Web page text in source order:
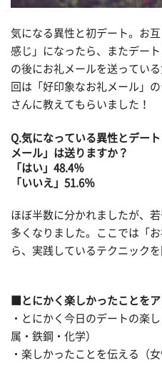
気になる異性と初デート。お
感じ」になったら、またデー
の後にお礼メールを送ってい
回は「好印象なお礼メール」
さんに教えてもらいました！
Q.気になっている異性とデー
メール」は送りますか？
「はい」48.4％
「いいえ」51.6％
ほぼ半数に分かれましたが、
多くなりました。ここでは「
ら、実践しているテクニックを
■とにかく楽しかったことを
・とにかく今日のデートの楽
属・鉄鋼・化学）
・楽しかったことを伝える（